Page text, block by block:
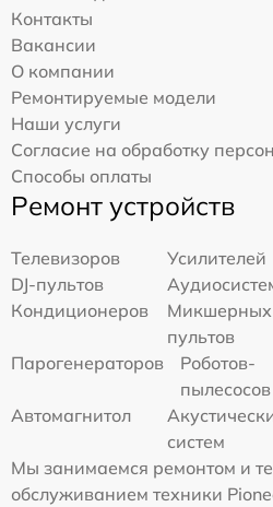
Контакты
Вакансии
О компании
Ремонтируемые модели
Наши услуги
Согласие на обработку
Способы оплаты
Ремонт устройств
Телевизоров
Усилителей
DJ-пультов
Кондиционеров
Микшерных
пультов
Парогенераторов
Роботов-
пылесосов
Автомагнитол
систем
Мы занимаемся ремонтом и
обслуживанием техники